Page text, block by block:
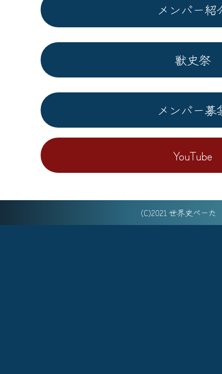
メンバー紹
獣史祭
メンバー募
YouTube
(C)2021 世界史べーた